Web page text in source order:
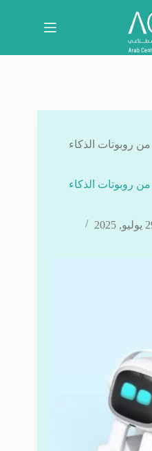
من روبوتات الذكاء
من روبوتات الذكاء
2025